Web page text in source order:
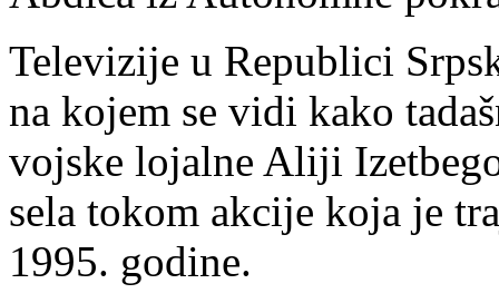
Televizije u Republici
na kojem se vidi kako
vojske lojalne Aliji
sela tokom akcije koja je
1995. godine.